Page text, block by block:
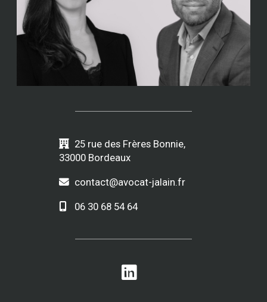
25 rue des Frères Bonnie,
33000 Bordeaux
contact@avocat-jalain.fr
06 30 68 54 64